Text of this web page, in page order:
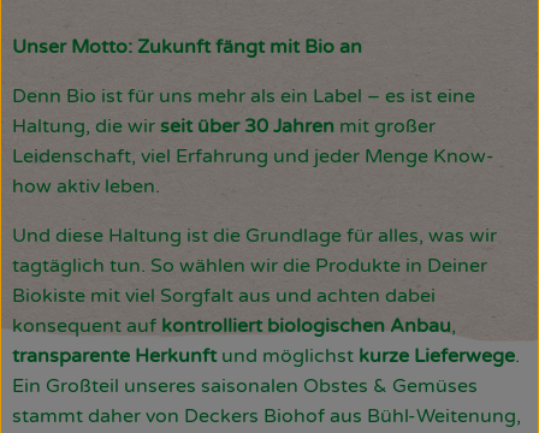
Unser Motto: Zukunft fängt mit Bio an
Denn Bio ist für uns mehr als ein Label – es ist eine
Haltung, die wir seit über 30 Jahren mit großer
Leidenschaft, viel Erfahrung und jeder Menge Know-
how aktiv leben.
Und diese Haltung ist die Grundlage für alles, was wir
tagtäglich tun. So wählen wir die Produkte in Deiner
Biokiste mit viel Sorgfalt aus und achten dabei
konsequent auf kontrolliert biologischen Anbau,
transparente Herkunftund möglichst kurze Lieferwege.
Ein Großteil unseres saisonalen Obstes & Gemüses
stammt daher von Deckers Biohof aus Bühl-Weitenung,